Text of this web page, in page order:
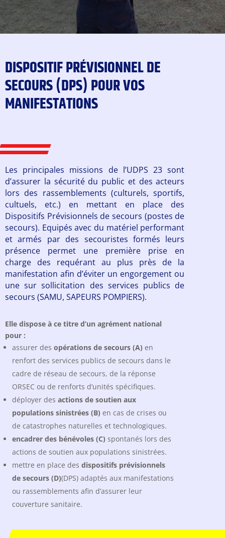
DISPOSITIF PRÉVISIONNEL DE
SECOURS (DPS) POUR VOS
MANIFESTATIONS
Les principales missions de l’UDPS 23 sont
d’assurer la sécurité du public et des acteurs
lors des rassemblements (culturels, sportifs,
cultuels, etc.) en mettant en place des
Dispositifs Prévisionnels de secours (postes de
secours). Equipés avec du matériel performant
et armés par des secouristes formés leurs
présence permet une première prise en
charge des requérant au plus près de la
manifestation afin d’éviter un engorgement ou
une sur sollicitation des services publics de
secours (SAMU, SAPEURS POMPIERS).
Elle dispose à ce titre d’un agrément national
pour :
assurer des opérations de secours (A) en
renfort des services publics de secours dans le
cadre de réseau de secours, de la réponse
ORSEC ou de renforts d’unités spécifiques.
déployer des actions de soutien aux
populations sinistrées (B) en cas de crises ou
de catastrophes naturelles et technologiques.
encadrer des bénévoles (C) spontanés lors des
actions de soutien aux populations sinistrées.
mettre en place des dispositifs prévisionnels
de secours (D)(DPS) adaptés aux manifestations
ou rassemblements afin d’assurer leur
couverture sanitaire.